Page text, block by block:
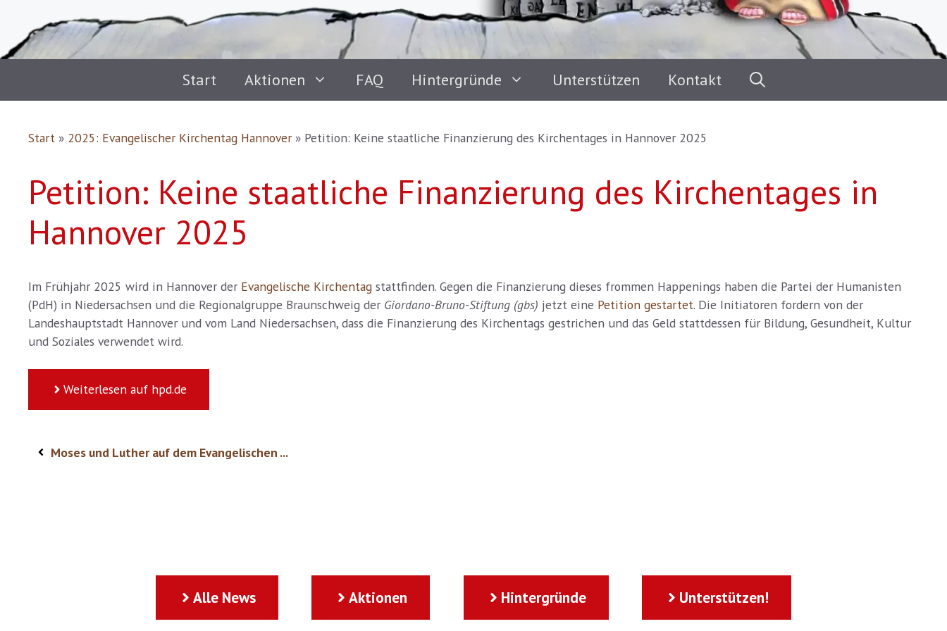
Start Aktionen FAQ Hintergründe Unterstützen Kontakt
Start » 2025: Evangelischer Kirchentag Hannover » Petition: Keine staatliche Finanzierung des Kirchentages in Hannover 2025
Petition: Keine staatliche Finanzierung des Kirchentages in
Hannover 2025
Im Frühjahr 2025 wird in Hannover der Evangelische Kirchentag stattfinden. Gegen die Finanzierung dieses frommen Happenings haben die Partei der Humanisten
(PdH) in Niedersachsen und die Regionalgruppe Braunschweig der Giordano-Bruno-Stiftung (gbs) jetzt eine Petition gestartet. Die Initiatoren fordern von der
Landeshauptstadt Hannover und vom Land Niedersachsen, dass die Finanzierung des Kirchentags gestrichen und das Geld stattdessen für Bildung, Gesundheit, Kultur
und Soziales verwendet wird.
Weiterlesen auf hpd.de
Moses und Luther auf dem Evangelischen ...
Alle News Aktionen Hintergründe Unterstützen!